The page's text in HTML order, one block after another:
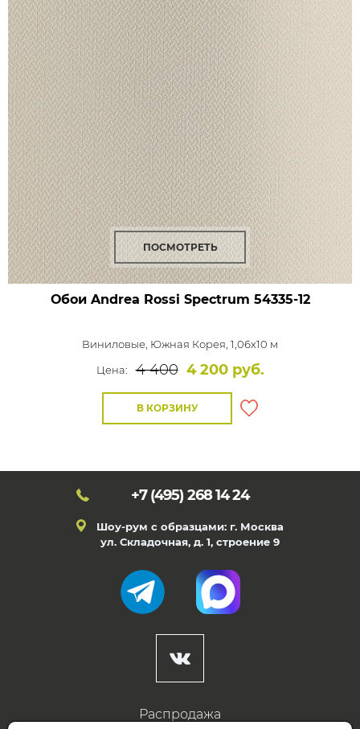
ПОСМОТРЕТЬ
Обои Andrea Rossi Spectrum 54335-12
Виниловые, Южная Корея, 1,06x10 м
Цена:
4 400 4 200 руб.
В КОРЗИНУ
+7 (495) 268 14 24
Шоу-рум с образцами: г. Москва
ул. Складочная, д. 1, строение 9
Распродажа